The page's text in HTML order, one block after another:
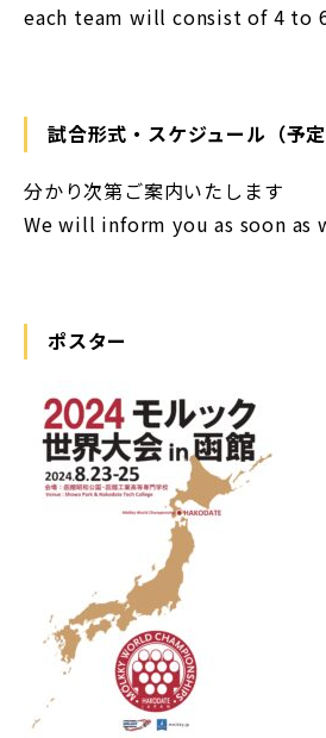
each team will consist of 4 to
試合形式・スケジュール（予定
分かり次第ご案内いたします
We will inform you as soon as
ポスター